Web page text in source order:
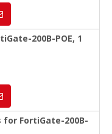
200B-POE, 1
for FortiGate-200B-